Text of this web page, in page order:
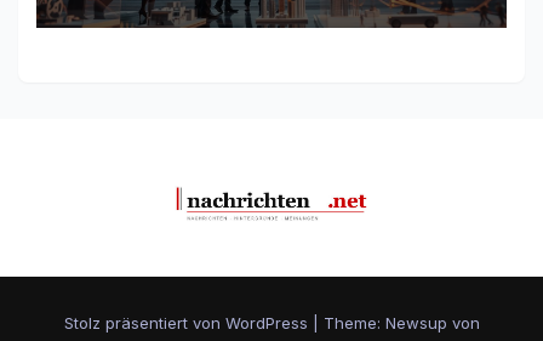
Stolz präsentiert von WordPress Theme: Newsup von